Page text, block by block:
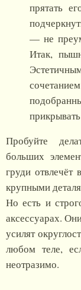
прятать
— не
Итак,
Пробуйте
больших
груди отвлечёт
крупными
Но есть и
аксессуарах.
усилят
любом теле,
неотразимо.